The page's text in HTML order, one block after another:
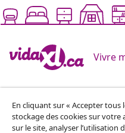
Vivre
En cliquant sur « Accepter tous
stockage des cookies sur
sur le site, analyser l’utilisation